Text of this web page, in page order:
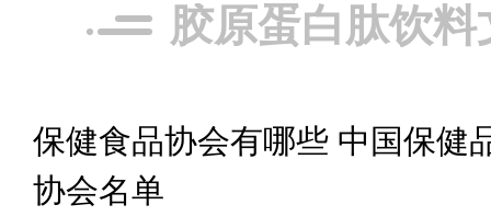
胶原蛋白肽饮料
保健食品协会有哪些 中国保健
协会名单